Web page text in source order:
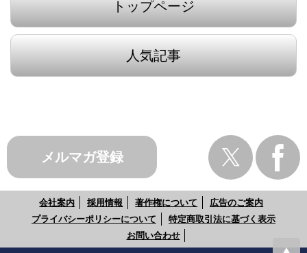
トップページ
人気記事
メルマガ登録
会社案内 採用情報 著作権について
広告のご案内
プライバシーポリシーについて
特定商取引法に基づく表示
お問い合わせ